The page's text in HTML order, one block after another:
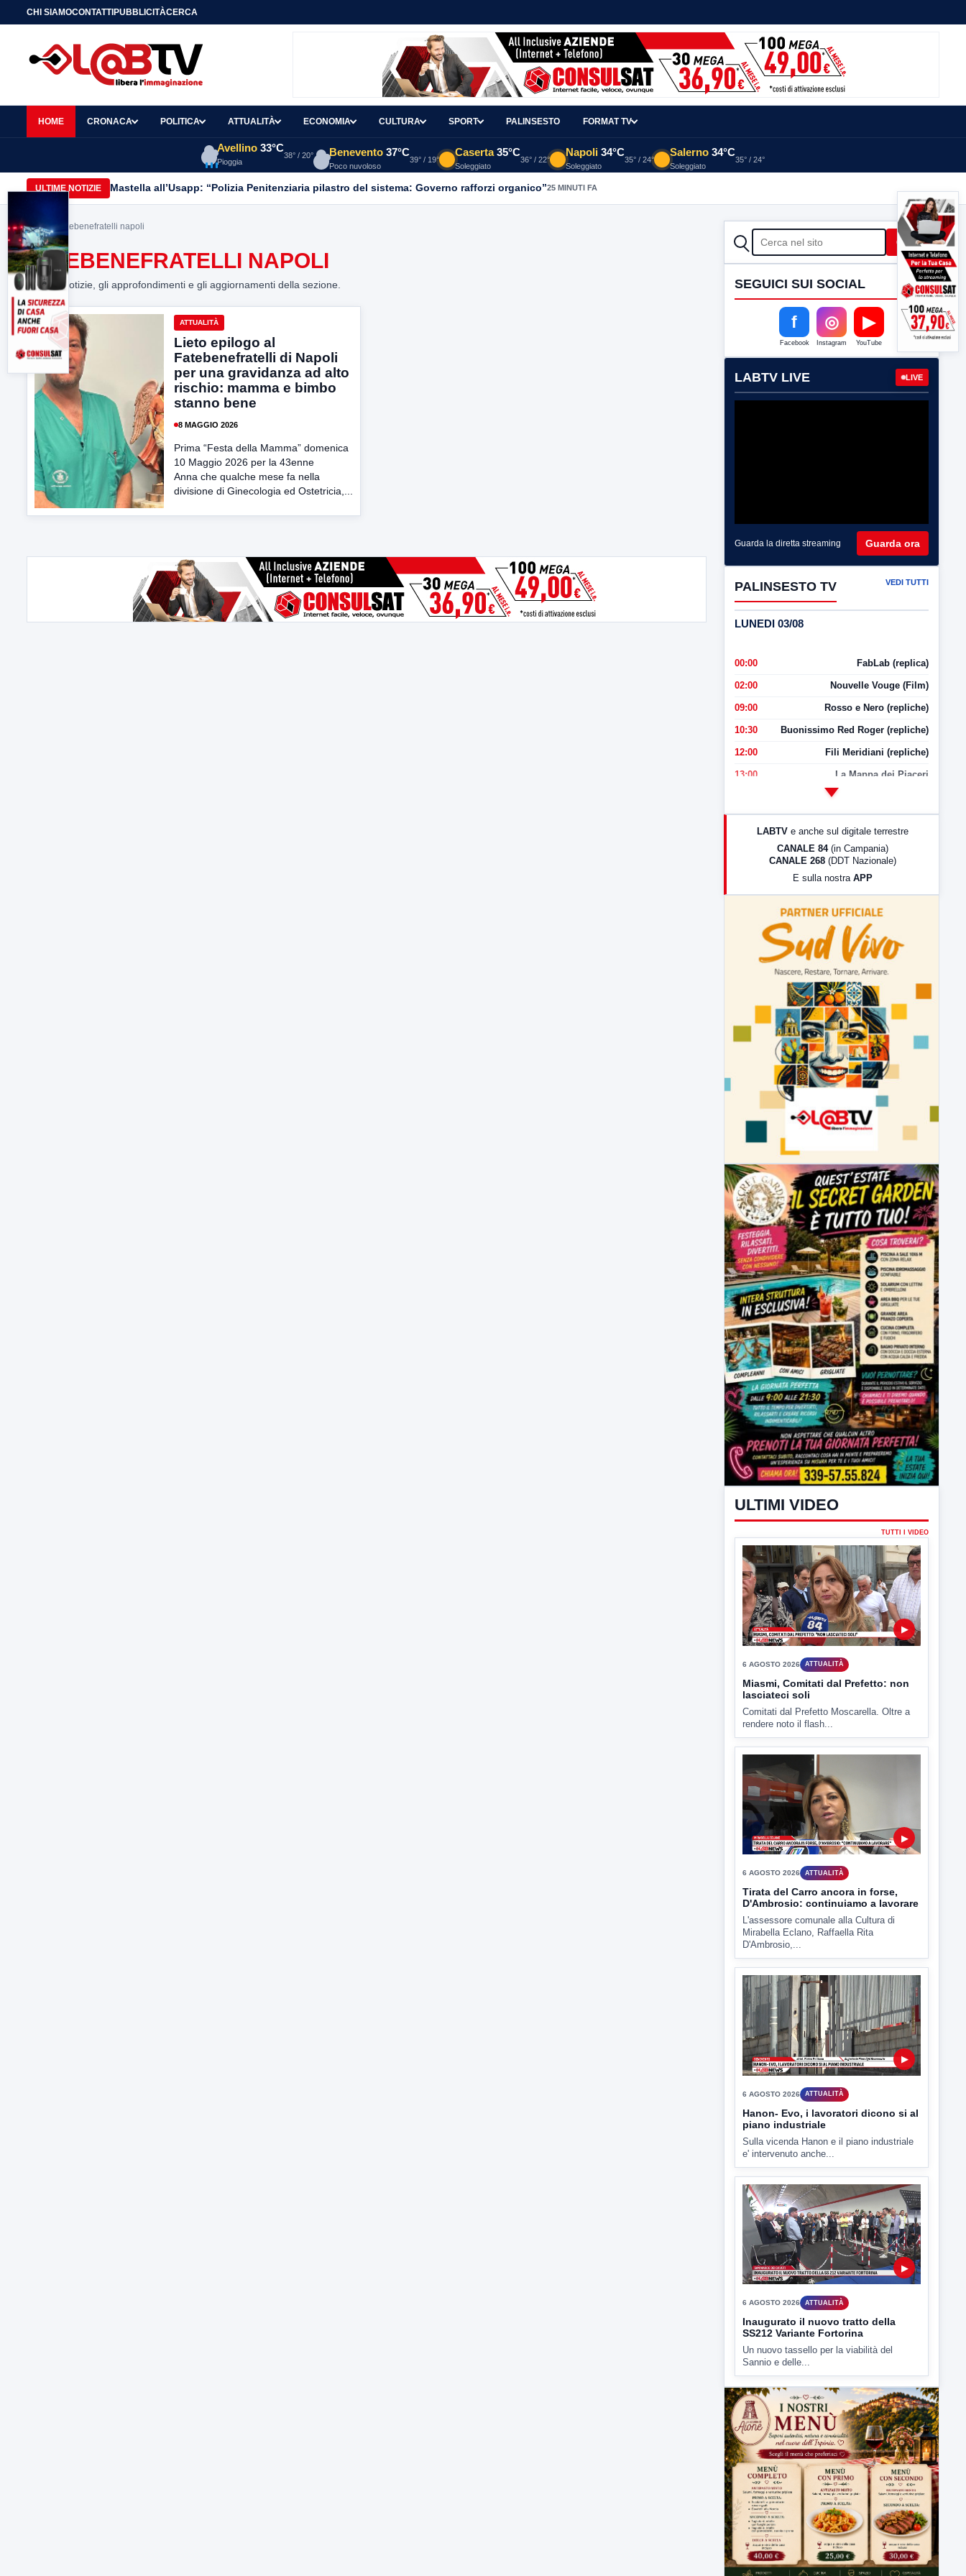
CHI SIAMOCONTATTIPUBBLICITÀCERCA
HOME CRONACA POLITICA ATTUALITÀ ECONOMIA CULTURA SPORT PALINSESTO FORMAT TV
Avellino 33°C
Pioggia
38° / 20° Benevento 37°C
Poco nuvoloso
39° / 19°
Caserta 35°C
Soleggiato
36° / 22°
Napoli 34°C
Soleggiato
35° / 24°
Salerno 34°C
Soleggiato
35° / 24°
ULTIME NOTIZIE Mastella all’Usapp: “Polizia Penitenziaria pilastro del sistema: Governo rafforzi organico”25 MINUTI FA
Home> fatebenefratelli napoli
FATEBENEFRATELLI NAPOLI
Tutte le notizie, gli approfondimenti e gli aggiornamenti della sezione.
ATTUALITÀ
Lieto epilogo al
Fatebenefratelli di Napoli
per una gravidanza ad alto
rischio: mamma e bimbo
stanno bene
8 MAGGIO 2026
Prima “Festa della Mamma” domenica
10 Maggio 2026 per la 43enne
Anna che qualche mese fa nella
divisione di Ginecologia ed Ostetricia,...
CERCA Cerca
SEGUICI SUI SOCIAL
f
Facebook
◎
Instagram
▶
YouTube
LABTV LIVE LIVE
Guarda la diretta streaming Guarda ora
PALINSESTO TV VEDI TUTTI
LUNEDI 03/08
00:00 FabLab (replica)
02:00 Nouvelle Vouge (Film)
09:00 Rosso e Nero (repliche)
10:30 Buonissimo Red Roger (repliche)
12:00 Fili Meridiani (repliche)
13:00 La Mappa dei Piaceri
LabNews (Diretta)
LabNews (replica)
LABTV e anche sul digitale terrestre
CANALE 84 (in Campania)
CANALE 268 (DDT Nazionale)
E sulla nostra APP
ULTIMI VIDEO
TUTTI I VIDEO
▶
6 AGOSTO 2026 ATTUALITÀ
Miasmi, Comitati dal Prefetto: non
lasciateci soli
Comitati dal Prefetto Moscarella. Oltre a
rendere noto il flash...
Tirata del Carro ancora in forse,
D'Ambrosio: continuiamo a lavorare
L'assessore comunale alla Cultura di
Mirabella Eclano, Raffaella Rita
D'Ambrosio,...
6 AGOSTO 2026 ATTUALITÀ
Hanon- Evo, i lavoratori dicono si al
piano industriale
Sulla vicenda Hanon e il piano industriale
e' intervenuto anche...
6 AGOSTO 2026 ATTUALITÀ
Inaugurato il nuovo tratto della
SS212 Variante Fortorina
Un nuovo tassello per la viabilità del
Sannio e delle...